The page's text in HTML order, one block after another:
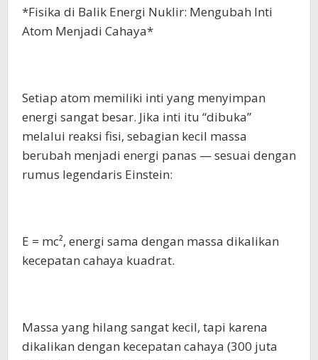
*Fisika di Balik Energi Nuklir: Mengubah Inti
Atom Menjadi Cahaya*
Setiap atom memiliki inti yang menyimpan
energi sangat besar. Jika inti itu “dibuka”
melalui reaksi fisi, sebagian kecil massa
berubah menjadi energi panas — sesuai dengan
rumus legendaris Einstein:
E = mc², energi sama dengan massa dikalikan
kecepatan cahaya kuadrat.
Massa yang hilang sangat kecil, tapi karena
dikalikan dengan kecepatan cahaya (300 juta